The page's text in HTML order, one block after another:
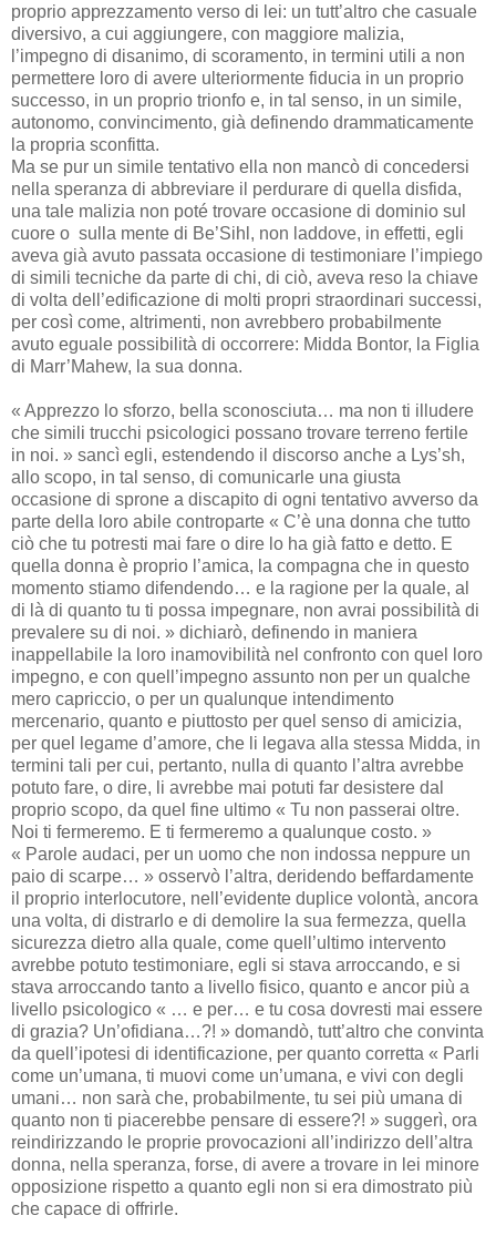
proprio apprezzamento verso di lei: un tutt’altro che casuale
diversivo, a cui aggiungere, con maggiore malizia,
l’impegno di disanimo, di scoramento, in termini utili a non
permettere loro di avere ulteriormente fiducia in un proprio
successo, in un proprio trionfo e, in tal senso, in un simile,
autonomo, convincimento, già definendo drammaticamente
la propria sconfitta.
Ma se pur un simile tentativo ella non mancò di concedersi
nella speranza di abbreviare il perdurare di quella disfida,
una tale malizia non poté trovare occasione di dominio sul
cuore o sulla mente di Be’Sihl, non laddove, in effetti, egli
aveva già avuto passata occasione di testimoniare l’impiego
di simili tecniche da parte di chi, di ciò, aveva reso la chiave
di volta dell’edificazione di molti propri straordinari successi,
per così come, altrimenti, non avrebbero probabilmente
avuto eguale possibilità di occorrere: Midda Bontor, la Figlia
di Marr’Mahew, la sua donna.
« Apprezzo lo sforzo, bella sconosciuta… ma non ti illudere
che simili trucchi psicologici possano trovare terreno fertile
in noi. » sancì egli, estendendo il discorso anche a Lys’sh,
allo scopo, in tal senso, di comunicarle una giusta
occasione di sprone a discapito di ogni tentativo avverso da
parte della loro abile controparte « C’è una donna che tutto
ciò che tu potresti mai fare o dire lo ha già fatto e detto. E
quella donna è proprio l’amica, la compagna che in questo
momento stiamo difendendo… e la ragione per la quale, al
di là di quanto tu ti possa impegnare, non avrai possibilità di
prevalere su di noi. » dichiarò, definendo in maniera
inappellabile la loro inamovibilità nel confronto con quel loro
impegno, e con quell’impegno assunto non per un qualche
mero capriccio, o per un qualunque intendimento
mercenario, quanto e piuttosto per quel senso di amicizia,
per quel legame d’amore, che li legava alla stessa Midda, in
termini tali per cui, pertanto, nulla di quanto l’altra avrebbe
potuto fare, o dire, li avrebbe mai potuti far desistere dal
proprio scopo, da quel fine ultimo « Tu non passerai oltre.
Noi ti fermeremo. E ti fermeremo a qualunque costo. »
« Parole audaci, per un uomo che non indossa neppure un
paio di scarpe… » osservò l’altra, deridendo beffardamente
il proprio interlocutore, nell’evidente duplice volontà, ancora
una volta, di distrarlo e di demolire la sua fermezza, quella
sicurezza dietro alla quale, come quell’ultimo intervento
avrebbe potuto testimoniare, egli si stava arroccando, e si
stava arroccando tanto a livello fisico, quanto e ancor più a
livello psicologico « … e per… e tu cosa dovresti mai essere
di grazia? Un’ofidiana…?! » domandò, tutt’altro che convinta
da quell’ipotesi di identificazione, per quanto corretta « Parli
come un’umana, ti muovi come un’umana, e vivi con degli
umani… non sarà che, probabilmente, tu sei più umana di
quanto non ti piacerebbe pensare di essere?! » suggerì, ora
reindirizzando le proprie provocazioni all’indirizzo dell’altra
donna, nella speranza, forse, di avere a trovare in lei minore
opposizione rispetto a quanto egli non si era dimostrato più
che capace di offrirle.